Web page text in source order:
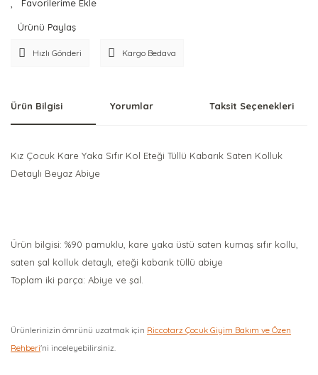
Ürünü Paylaş
Hızlı Gönderi Kargo Bedava
Ürün Bilgisi Yorumlar Taksit Seçenekleri
Kız Çocuk Kare Yaka Sıfır Kol Eteği Tüllü Kabarık Saten Kolluk
Detaylı Beyaz Abiye
Ürün bilgisi: %90 pamuklu, kare yaka üstü saten kumaş sıfır kollu,
saten şal kolluk detaylı, eteği kabarık tüllü abiye
Toplam iki parça: Abiye ve şal.
Ürünlerinizin ömrünü uzatmak için Riccotarz Çocuk Giyim Bakım ve Özen
Rehberi'ni inceleyebilirsiniz.